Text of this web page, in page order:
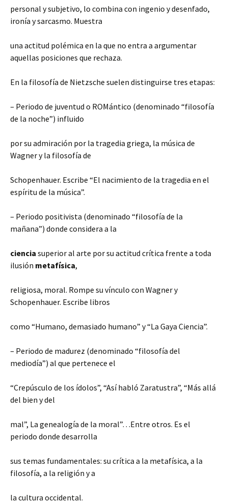
personal y subjetivo, lo combina con ingenio y desenfado,
ironía y sarcasmo. Muestra
una actitud polémica en la que no entra a argumentar
aquellas posiciones que rechaza.
En la filosofía de Nietzsche suelen distinguirse tres etapas:
– Periodo de juventud o ROMántico (denominado “filosofía
de la noche”) influido
por su admiración por la tragedia griega, la música de
Wagner y la filosofía de
Schopenhauer. Escribe “El nacimiento de la tragedia en el
espíritu de la música”.
– Periodo positivista (denominado “filosofía de la
mañana”) donde considera a la
ciencia superior al arte por su actitud crítica frente a toda
ilusión metafísica,
religiosa, moral. Rompe su vínculo con Wagner y
Schopenhauer. Escribe libros
como “Humano, demasiado humano” y “La Gaya Ciencia”.
– Periodo de madurez (denominado “filosofía del
mediodía”) al que pertenece el
“Crepúsculo de los ídolos”, “Así habló Zaratustra”, “Más allá
del bien y del
mal”, La genealogía de la moral”…Entre otros. Es el
periodo donde desarrolla
sus temas fundamentales: su crítica a la metafísica, a la
filosofía, a la religión y a
la cultura occidental.